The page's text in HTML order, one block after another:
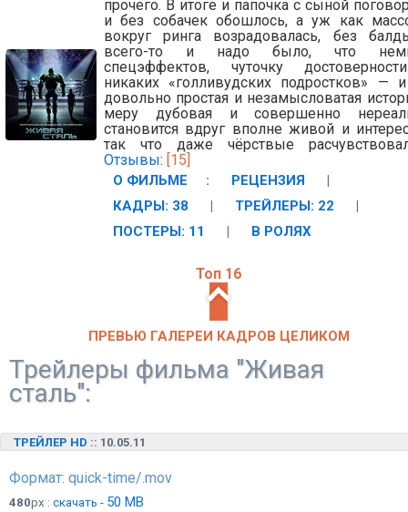
прочего. В итоге и папочка с сыной
и без собачек обошлось, а уж как
вокруг ринга возрадовалась, без
всего-то и надо было, что
спецэффектов, чуточку
никаких «голливудских подростков» —
довольно простая и незамысловатая
меру дубовая и совершенно
становится вдруг вполне живой и
так что даже чёрствые
Отзывы: [15]
О ФИЛЬМЕ : РЕЦЕНЗИЯ
|
КАДРЫ: 38
| ТРЕЙЛЕРЫ: 22
|
ПОСТЕРЫ: 11
| В РОЛЯХ
Топ 16
ПРЕВЬЮ ГАЛЕРЕИ КАДРОВ ЦЕЛИКОМ
Трейлеры фильма "Живая
сталь":
ТРЕЙЛЕР HD :: 10.05.11
Формат: quick-time/.mov
480px : скачать - 50 MB